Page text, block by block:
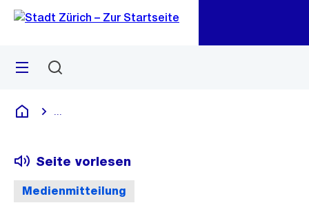
Navigation
Sprunglink
Menü
Deutsch
Medienmitteilung
Seite vorlesen